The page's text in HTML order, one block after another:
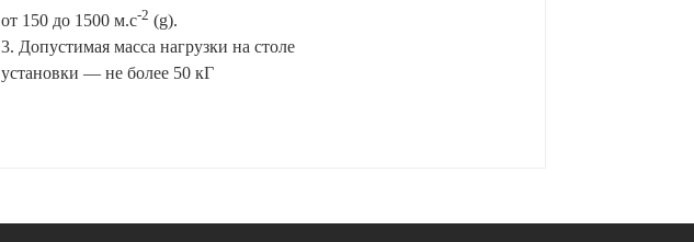
от 150 до 1500 м.с-2 (g).
3. Допустимая масса нагрузки на столе
установки — не более 50 кГ